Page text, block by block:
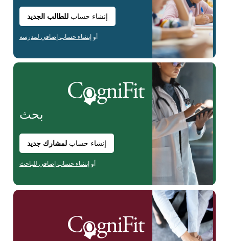
إنشاء حسابللطالب الجديد
أو إنشاء حساب إضافي لمدرسة
بحث
إنشاء حسابلمشارك جديد
أو إنشاء حساب إضافي للباحث